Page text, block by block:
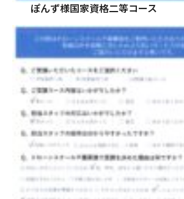
ぽんず様国家資格二等コース